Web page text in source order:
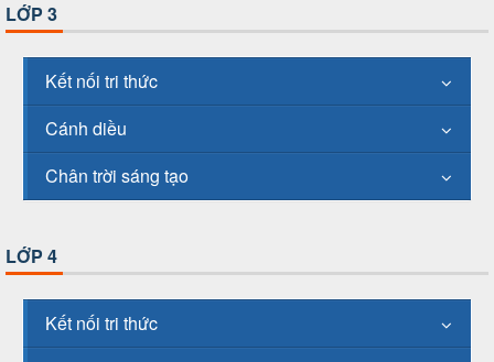
LỚP 3
Kết nối tri thức
Cánh diều
Chân trời sáng tạo
LỚP 4
Kết nối tri thức